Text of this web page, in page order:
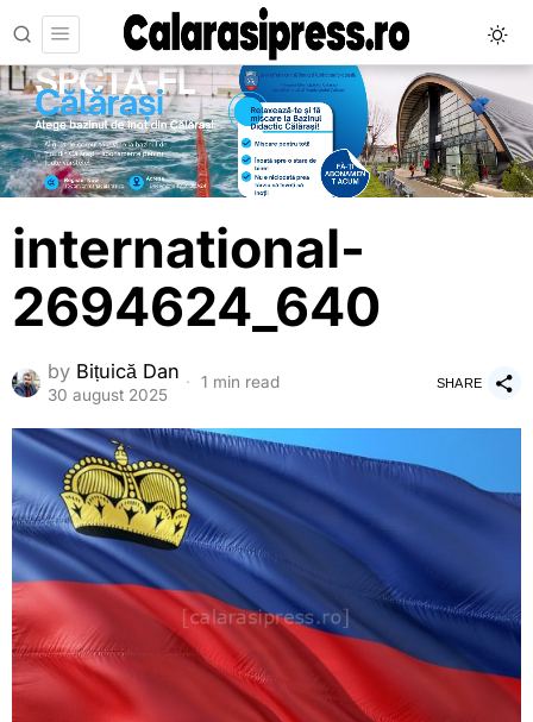
international-
2694624_640
by Bițuică Dan
30 august 2025
1 min read SHARE